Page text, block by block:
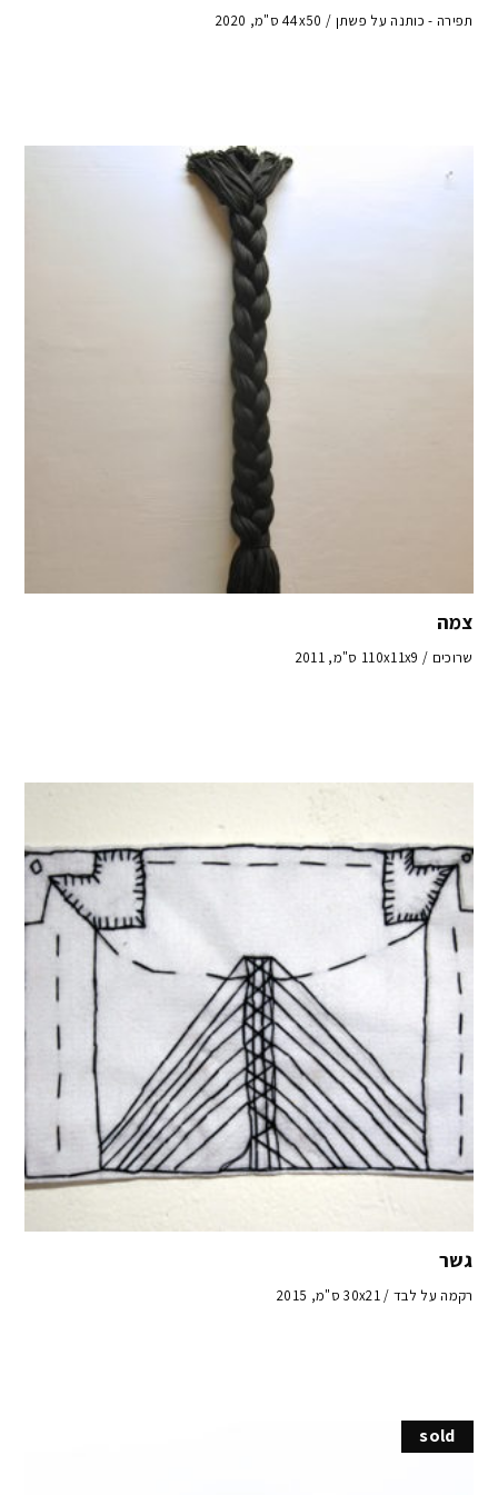
תפירה - כותנה על פשתן / 44x50 ס"מ, 2020
צמה
שרוכים / 110x11x9 ס"מ, 2011
גשר
רקמה על לבד / 30x21 ס"מ, 2015
sold